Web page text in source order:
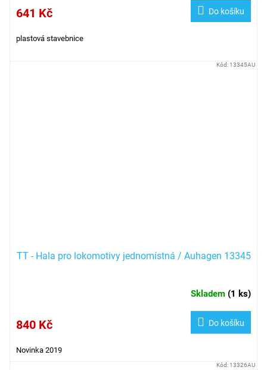
641 Kč Do košíku
plastová stavebnice
TT - Hala pro lokomotivy jednomístná / Auhagen 13345
Skladem (1 ks)
840 Kč Do košíku
Novinka 2019
Kód: 13345AU
Kód: 13326AU